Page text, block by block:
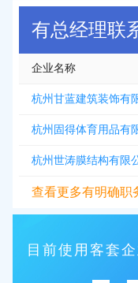
有总经理联
企业名称
杭州甘蓝建筑装饰有
杭州固得体育用品有
杭州世涛膜结构有限
查看更多有明确职
目前使用客套